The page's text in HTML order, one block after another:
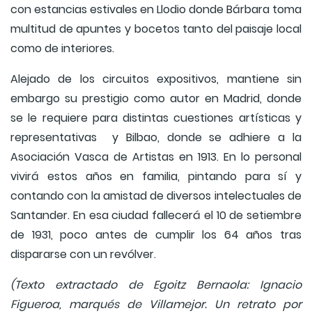
con estancias estivales en Llodio donde Bárbara toma
multitud de apuntes y bocetos tanto del paisaje local
como de interiores.
Alejado de los circuitos expositivos, mantiene sin
embargo su prestigio como autor en Madrid, donde
se le requiere para distintas cuestiones artísticas y
representativas y Bilbao, donde se adhiere a la
Asociación Vasca de Artistas en 1913. En lo personal
vivirá estos años en familia, pintando para sí y
contando con la amistad de diversos intelectuales de
Santander. En esa ciudad fallecerá el 10 de setiembre
de 1931, poco antes de cumplir los 64 años tras
dispararse con un revólver.
(Texto extractado de Egoitz Bernaola: Ignacio
Figueroa, marqués de Villamejor. Un retrato por